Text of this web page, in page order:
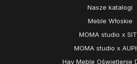
Nasze katalogi
Meble Włoskie
MOMA studio x
MOMA studio x
Hay Meble Oświetlenie